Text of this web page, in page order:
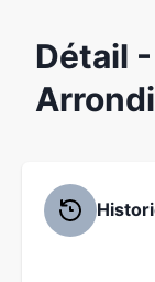
Détail